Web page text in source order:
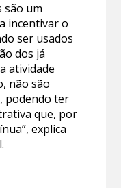
são um
incentivar o
ser usados
dos já
atividade
não são
podendo ter
que, por
explica